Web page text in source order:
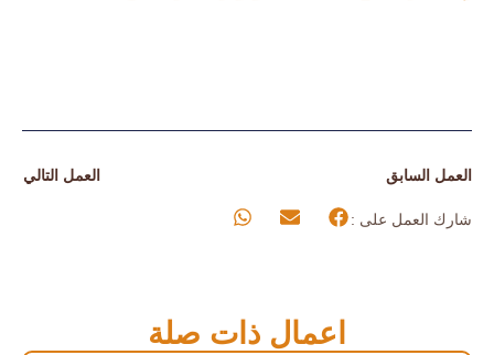
العمل السابق العمل التالي
شارك العمل على :
اعمال ذات صلة